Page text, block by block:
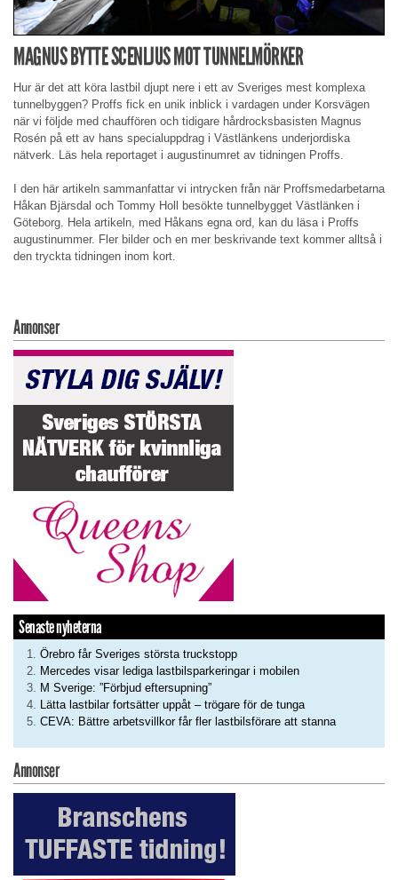
MAGNUS BYTTE SCENLJUS MOT TUNNELMÖRKER
Hur är det att köra lastbil djupt nere i ett av Sveriges mest komplexa
tunnelbyggen? Proffs fick en unik inblick i vardagen under Korsvägen
när vi följde med chauffören och tidigare hårdrocksbasisten Magnus
Rosén på ett av hans specialuppdrag i Västlänkens underjordiska
nätverk. Läs hela reportaget i augustinumret av tidningen Proffs.
I den här artikeln sammanfattar vi intrycken från när Proffsmedarbetarna
Håkan Bjärsdal och Tommy Holl besökte tunnelbygget Västlänken i
Göteborg. Hela artikeln, med Håkans egna ord, kan du läsa i Proffs
augustinummer. Fler bilder och en mer beskrivande text kommer alltså i
den tryckta tidningen inom kort.
Annonser
Senaste nyheterna
Örebro får Sveriges största truckstopp
Mercedes visar lediga lastbilsparkeringar i mobilen
M Sverige: ”Förbjud eftersupning”
Lätta lastbilar fortsätter uppåt – trögare för de tunga
CEVA: Bättre arbetsvillkor får fler lastbilsförare att stanna
Annonser